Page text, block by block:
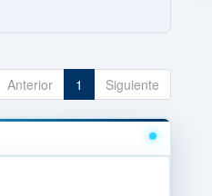
Anterior 1 Siguiente